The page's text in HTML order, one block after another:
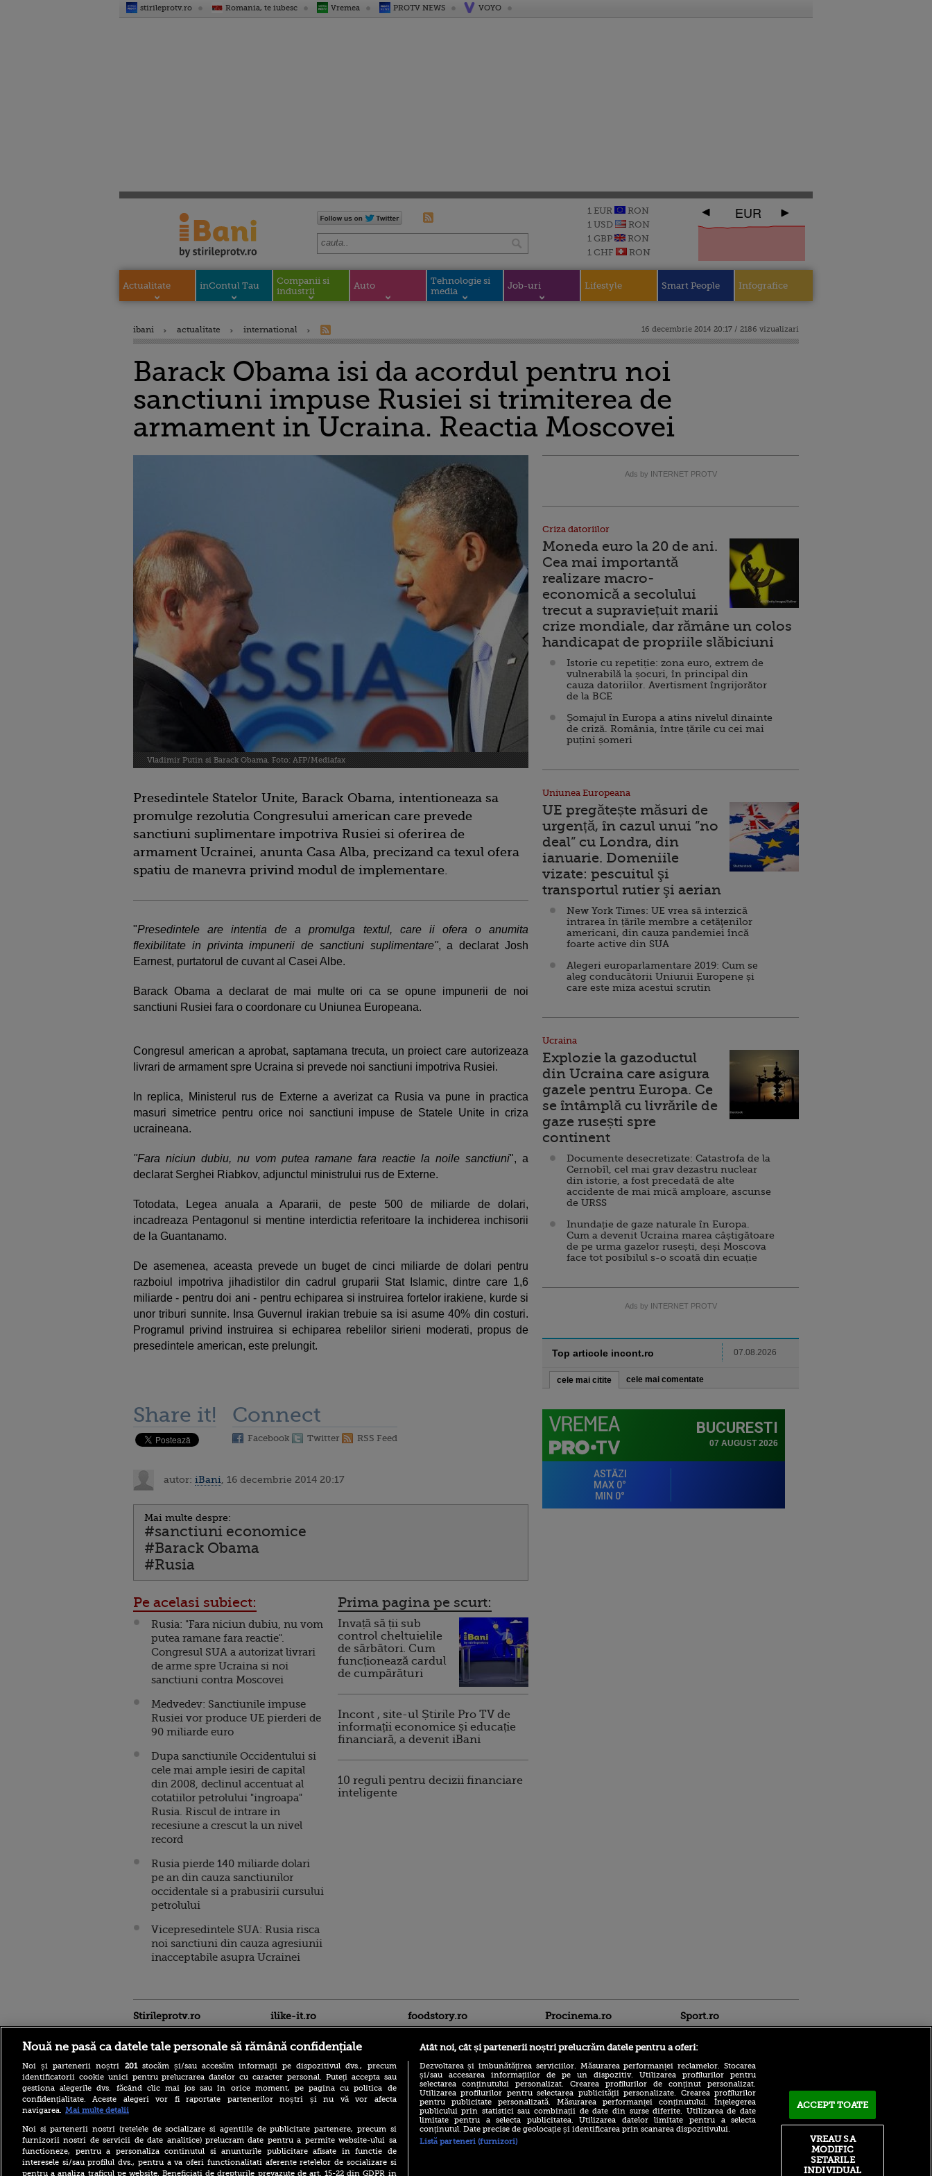
stirileprotv.ro Romania, te iubesc Vremea PROTV NEWS VOYO
1 EUR
RON
1 USD
RON
1 GBP
RON
1 CHF
RON
EUR
Actualitate inContul Tau
Companii si
industrii
Auto
Tehnologie si
media
Job-uri Lifestyle Smart People Infografice
ibani actualitate international 16 decembrie 2014 20:17 / 2186 vizualizari
Barack Obama isi da acordul pentru noi
sanctiuni impuse Rusiei si trimiterea de
armament in Ucraina. Reactia Moscovei
Vladimir Putin si Barack Obama. Foto: AFP/Mediafax
Presedintele Statelor Unite, Barack Obama, intentioneaza sa
promulge rezolutia Congresului american care prevede
sanctiuni suplimentare impotriva Rusiei si oferirea de
armament Ucrainei, anunta Casa Alba, precizand ca texul ofera
spatiu de manevra privind modul de implementare.
"Presedintele are intentia de a promulga textul, care ii ofera o anumita
flexibilitate in privinta impunerii de sanctiuni suplimentare", a declarat Josh
Earnest, purtatorul de cuvant al Casei Albe.
Barack Obama a declarat de mai multe ori ca se opune impunerii de noi
sanctiuni Rusiei fara o coordonare cu Uniunea Europeana.
Congresul american a aprobat, saptamana trecuta, un proiect care autorizeaza
livrari de armament spre Ucraina si prevede noi sanctiuni impotriva Rusiei.
In replica, Ministerul rus de Externe a averizat ca Rusia va pune in practica
masuri simetrice pentru orice noi sanctiuni impuse de Statele Unite in criza
ucraineana.
"Fara niciun dubiu, nu vom putea ramane fara reactie la noile sanctiuni", a
declarat Serghei Riabkov, adjunctul ministrului rus de Externe.
Totodata, Legea anuala a Apararii, de peste 500 de miliarde de dolari,
incadreaza Pentagonul si mentine interdictia referitoare la inchiderea inchisorii
de la Guantanamo.
De asemenea, aceasta prevede un buget de cinci miliarde de dolari pentru
razboiul impotriva jihadistilor din cadrul gruparii Stat Islamic, dintre care 1,6
miliarde - pentru doi ani - pentru echiparea si instruirea fortelor irakiene, kurde si
unor triburi sunnite. Insa Guvernul irakian trebuie sa isi asume 40% din costuri.
Programul privind instruirea si echiparea rebelilor sirieni moderati, propus de
presedintele american, este prelungit.
Share it! Connect
Facebook Twitter RSS Feed
autor: iBani , 16 decembrie 2014 20:17
Mai multe despre:
#sanctiuni economice
#Barack Obama
#Rusia
Pe acelasi subiect:
Rusia: "Fara niciun dubiu, nu vom
putea ramane fara reactie".
Congresul SUA a autorizat livrari
de arme spre Ucraina si noi
sanctiuni contra Moscovei
Medvedev: Sanctiunile impuse
Rusiei vor produce UE pierderi de
90 miliarde euro
Dupa sanctiunile Occidentului si
cele mai ample iesiri de capital
din 2008, declinul accentuat al
cotatiilor petrolului "ingroapa"
Rusia. Riscul de intrare in
recesiune a crescut la un nivel
record
Rusia pierde 140 miliarde dolari
pe an din cauza sanctiunilor
occidentale si a prabusirii cursului
petrolului
Vicepresedintele SUA: Rusia risca
noi sanctiuni din cauza agresiunii
inacceptabile asupra Ucrainei
Prima pagina pe scurt:
Invață să ții sub
control cheltuielile
de sărbători. Cum
funcționează cardul
de cumpărături
Incont , site-ul Știrile Pro TV de
informații economice și educație
financiară, a devenit iBani
10 reguli pentru decizii financiare
inteligente
Ads by INTERNET PROTV
Criza datoriilor
Moneda euro la 20 de ani.
Cea mai importantă
realizare macro-
economică a secolului
trecut a supraviețuit marii
crize mondiale, dar rămâne un colos
handicapat de propriile slăbiciuni
Istorie cu repetiție: zona euro, extrem de
vulnerabilă la șocuri, în principal din
cauza datoriilor. Avertisment îngrijorător
de la BCE
Șomajul în Europa a atins nivelul dinainte
de criză. România, între țările cu cei mai
puțini șomeri
Uniunea Europeana
UE pregătește măsuri de
urgență, în cazul unui ”no
deal” cu Londra, din
ianuarie. Domeniile
vizate: pescuitul şi
transportul rutier şi aerian
New York Times: UE vrea să interzică
intrarea în țările membre a cetăţenilor
americani, din cauza pandemiei încă
foarte active din SUA
Alegeri europarlamentare 2019: Cum se
aleg conducătorii Uniunii Europene și
care este miza acestui scrutin
Ucraina
Explozie la gazoductul
din Ucraina care asigura
gazele pentru Europa. Ce
se întâmplă cu livrările de
gaze rusești spre
continent
Documente desecretizate: Catastrofa de la
Cernobîl, cel mai grav dezastru nuclear
din istorie, a fost precedată de alte
accidente de mai mică amploare, ascunse
de URSS
Inundație de gaze naturale în Europa.
Cum a devenit Ucraina marea câștigătoare
de pe urma gazelor rusești, deși Moscova
face tot posibilul s-o scoată din ecuație
Ads by INTERNET PROTV
Top articole incont.ro 07.08.2026
cele mai citite cele mai comentate
Stirileprotv.ro
maşini au fost avariate, iar
traficul rutier a fost închis în
zonă
Meta a fost amendată cu
ilike-it.ro foodstory.ro
(P) Descoperă Lumea
Evenimentelor din România
cu Transilvania Events!
Procinema.ro
Emoții intense pentru
Sebastian Stan! Iubita lui,
Sport.ro
Marius Șumudică ajunge la
Cluj în această seară!
Contractul pregătit de
ardeleni
Nouă ne pasă ca datele tale personale să rămână confidențiale
Noi și partenerii noștri 201stocăm și/sau accesăm informații pe dispozitivul dvs., precum
identificatorii cookie unici pentru prelucrarea datelor cu caracter personal. Puteți accepta sau
gestiona alegerile dvs. făcând clic mai jos sau în orice moment, pe pagina cu politica de
confidențialitate. Aceste alegeri vor fi raportate partenerilor noștri și nu vă vor afecta
navigarea. Mai multe detalii
Noi si partenerii nostri (retelele de socializare si agentiile de publicitate partenere, precum si
furnizorii nostri de servicii de date analitice) prelucram date pentru a permite website-ului sa
functioneze, pentru a personaliza continutul si anunturile publicitare afisate in functie de
interesele si/sau profilul dvs., pentru a va oferi functionalitati aferente retelelor de socializare si
pentru a analiza traficul pe website. Beneficiati de drepturile prevazute de art. 15-22 din GDPR in
Atât noi, cât și partenerii noștri prelucrăm datele pentru a oferi:
Dezvoltarea și îmbunătățirea serviciilor. Măsurarea performanței reclamelor. Stocarea
și/sau accesarea informațiilor de pe un dispozitiv. Utilizarea profilurilor pentru
selectarea conținutului personalizat. Crearea profilurilor de conținut personalizat.
Utilizarea profilurilor pentru selectarea publicității personalizate. Crearea profilurilor
pentru publicitate personalizată. Măsurarea performanței conținutului. Înțelegerea
publicului prin statistici sau combinații de date din surse diferite. Utilizarea de date
limitate pentru a selecta publicitatea. Utilizarea datelor limitate pentru a selecta
conținutul. Date precise de geolocație și identificarea prin scanarea dispozitivului.
Listă parteneri (furnizori)
ACCEPT TOATE
VREAU SA
MODIFIC
SETARILE
INDIVIDUAL